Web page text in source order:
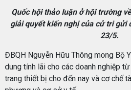
Quốc hội thảo luận ở hội trường
giải quyết kiến nghị của cử tri gửi
23/5.
ĐBQH Nguyễn Hữu Thông mong Bộ
dung tính lãi cho các doanh nghiệp
trang thiết bị cho đến nay và cơ chế